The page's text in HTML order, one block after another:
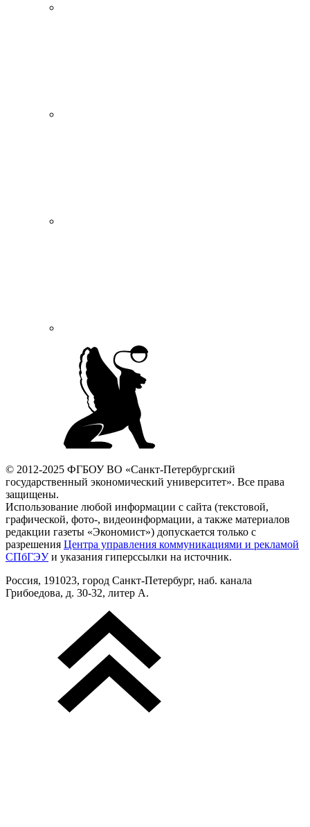
© 2012-2025 ФГБОУ ВО «Санкт-Петербургский
государственный экономический университет». Все права
защищены.
Использование любой информации с сайта (текстовой,
графической, фото-, видеоинформации, а также материалов
редакции газеты «Экономист») допускается только с
разрешения Центра управления коммуникациями и рекламой
СПбГЭУи указания гиперссылки на источник.
Россия, 191023, город Санкт-Петербург, наб. канала
Грибоедова, д. 30-32, литер А.